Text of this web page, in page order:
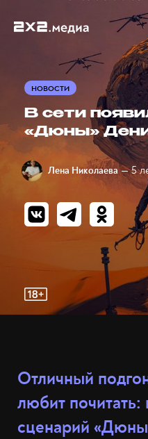
НОВОСТИ
В сети
«Дюны»
Лена Николаева — 5
Отличный
любит почитать:
сценарий